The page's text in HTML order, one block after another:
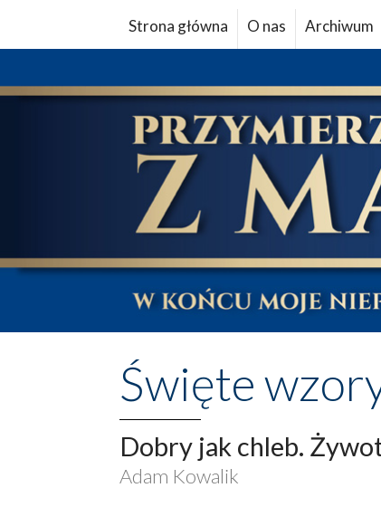
Strona główna O nas Archiwum
Święte
Dobry jak chleb.
Adam Kowalik